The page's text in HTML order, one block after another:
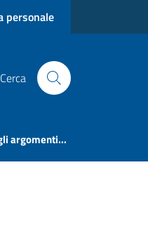
personale
Cerca
argomenti...